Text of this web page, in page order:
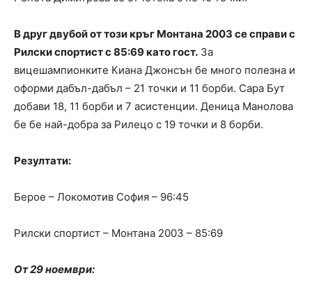
В друг двубой от този кръг Монтана 2003 се справи с
Рилски спортист с 85:69 като гост. За
вицешампионките Киана Джонсън бе много полезна и
оформи дабъл-дабъл – 21 точки и 11 борби. Сара Бут
добави 18, 11 борби и 7 асистенции. Деница Манолова
бе бе най-добра за Рилецо с 19 точки и 8 борби.
Резултати:
Берое – Локомотив София – 96:45
Рилски спортист – Монтана 2003 – 85:69
От 29 ноември: